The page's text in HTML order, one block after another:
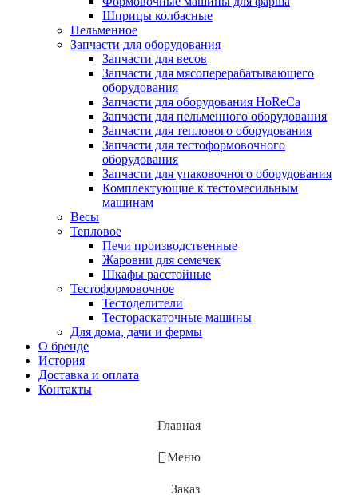
Шприцы колбасные
Пельменное
Запчасти для оборудования
Запчасти для весов
Запчасти для мясоперерабатывающего
оборудования
Запчасти для оборудования HoReCa
Запчасти для пельменного оборудования
Запчасти для теплового оборудования
Запчасти для тестоформовочного
оборудования
Запчасти для упаковочного оборудования
Комплектующие к тестомесильным
машинам
Весы
Тепловое
Печи производственные
Жаровни для семечек
Шкафы расстойные
Тестоформовочное
Тестоделители
Тестораскаточные машины
Для дома, дачи и фермы
О бренде
История
Доставка и оплата
Контакты
Главная
Меню
Заказ